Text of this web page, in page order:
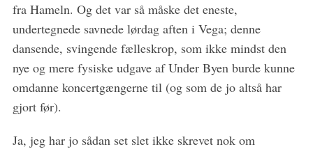
fra Hameln. Og det var så måske det eneste,
undertegnede savnede lørdag aften i Vega; denne
dansende, svingende fælleskrop, som ikke mindst den
nye og mere fysiske udgave af Under Byen burde kunne
omdanne koncertgængerne til (og som de jo altså har
gjort før).
Ja, jeg har jo sådan set slet ikke skrevet nok om